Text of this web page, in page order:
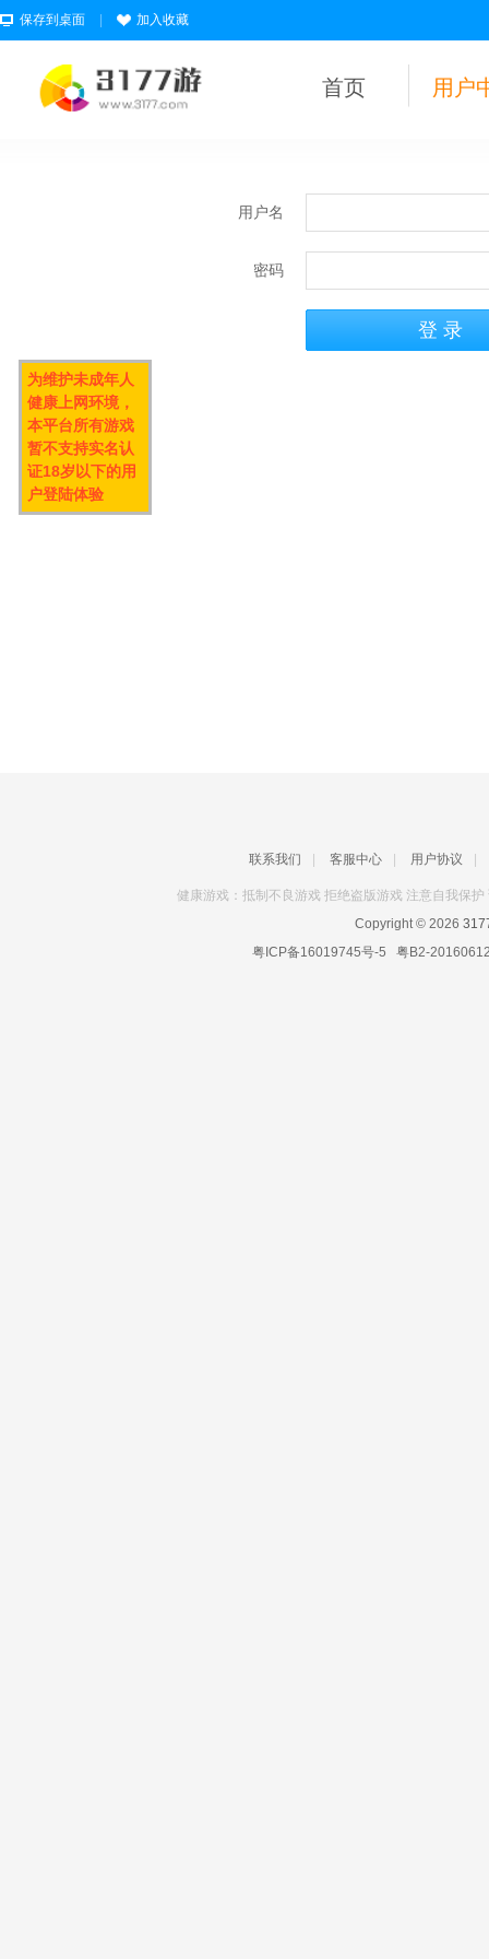
保存到桌面 加入收藏
首页 用户
用户名
密码
联系我们 客服中心 用户协议
健康游戏：抵制不良游戏 拒绝盗版游戏 注意自我保
Copyright © 2026
粤ICP备16019745号-5 粤B2-
为维护未成年人
健康上网环境，
本平台所有游戏
暂不支持实名认
证18岁以下的用
户登陆体验